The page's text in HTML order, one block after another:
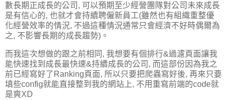
數長期正成長的公司, 可以預期至少經營團隊對公司未來成長
是有信心的, 也就才會持續聘僱新員工(雖然也有組織重整優
化經營效率的情況, 不過這種情況通常只會經濟不好時偶爾為
之, 不影響長期的成長趨勢)。
而我這次想做的跟之前相同, 我想要有個排行&過濾頁面讓我
能快速找到成長最快速&持續成長的公司, 而這部份因為我之
前已經寫好了Ranking頁面, 所以只要把爬蟲寫好後, 再來只要
填些config就能直接整到我的網站上, 不用重寫前端的code就
是爽XD